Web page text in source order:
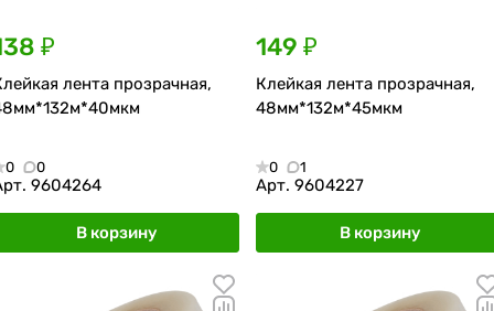
₽
лента прозрачная,
0 0
9604264
В корзину
149 ₽
Клейкая лента прозрачная,
48мм*132м*45мкм
0 1
Арт. 9604227
В корзину